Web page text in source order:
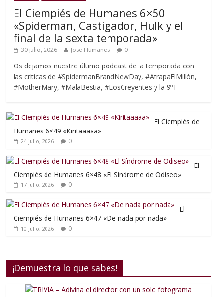
El Ciempiés de Humanes 6×50
«Spiderman, Castigador, Hulk y el
final de la sexta temporada»
30 julio, 2026 Jose Humanes 0
Os dejamos nuestro último podcast de la temporada con
las críticas de #SpidermanBrandNewDay, #AtrapaElMillón,
#MotherMary, #MalaBestia, #LosCreyentes y la 9ºT
El Ciempiés de
Humanes 6×49 «Kiritaaaaa»
24 julio, 2026 0
El
Ciempiés de Humanes 6×48 «El Síndrome de Odiseo»
17 julio, 2026 0
El
Ciempiés de Humanes 6×47 «De nada por nada»
10 julio, 2026 0
¡Demuestra lo que sabes!